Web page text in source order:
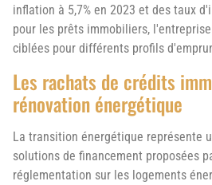
inflation à 5,7% en 2023 et des taux
pour les prêts immobiliers,
ciblées pour différents profils
Les rachats de crédits
rénovation énergétique
La transition énergétique représente
solutions de financement proposées
réglementation sur les logements